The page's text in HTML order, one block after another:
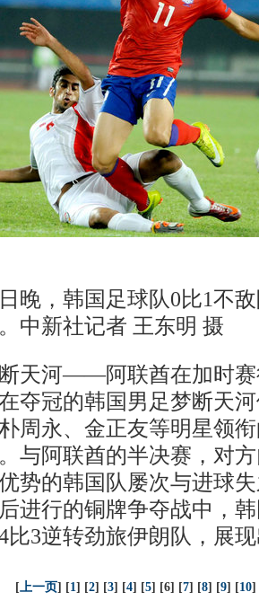
，韩国足球队0比1不敌
中新社记者 王东明 摄
河——阿联酋在加时赛
夺冠的韩国男足梦断天
周永、金正友等明星领
。与阿联酋的半决赛，对
势的韩国队屡次与进球
进行的铜牌争夺战中，
比3逆转劲旅伊朗队，展
[上一页] [1] [2] [3] [4] [5] [6] [7] [8] [9] [10]